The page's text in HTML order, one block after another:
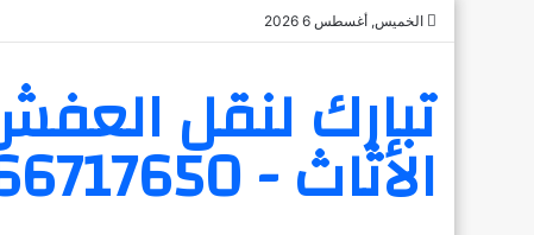
الخميس, أغسطس 6 2026
تبارك لنقل
الأثاث - 6566717650